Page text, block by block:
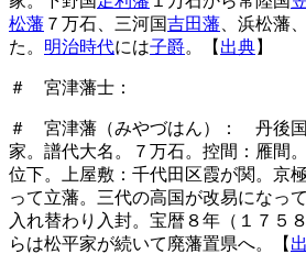
松藩 ７万石、三河国吉田藩 、浜松藩
た。 明治時代には子爵。【 出典】
＃ 宮津藩士：
＃ 宮津藩（みやづはん）： 丹後
家。譜代大名。７万石。控間：雁間
位下。上屋敷：千代田区霞が関。京
って立藩。三代の高国が改易になっ
入れ替わり入封。宝暦８年（１７５
らは松平家が続いて廃藩置県へ。【